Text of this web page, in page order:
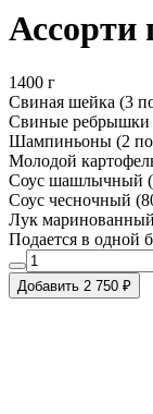
1400 г
Свиная шейка (3
Свиные ребрышки
Шампиньоны (2
Молодой
Соус шашлычный
Соус чесночный
Лук
Подается в одной
Добавить 2 750 ₽